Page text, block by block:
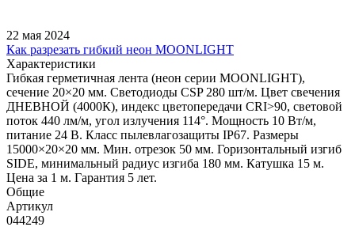
22 мая 2024
Как разрезать гибкий неон MOONLIGHT
Характеристики
Гибкая герметичная лента (неон серии MOONLIGHT),
сечение 20×20 мм. Светодиоды CSP 280 шт/м. Цвет свечения
ДНЕВНОЙ (4000К), индекс цветопередачи CRI>90, световой
поток 440 лм/м, угол излучения 114°. Мощность 10 Вт/м,
питание 24 В. Класс пылевлагозащиты IP67. Размеры
15000×20×20 мм. Мин. отрезок 50 мм. Горизонтальный изгиб
SIDE, минимальный радиус изгиба 180 мм. Катушка 15 м.
Цена за 1 м. Гарантия 5 лет.
Общие
Артикул
044249